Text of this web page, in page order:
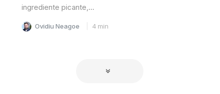
ingrediente picante,...
Ovidiu Neagoe 4 min